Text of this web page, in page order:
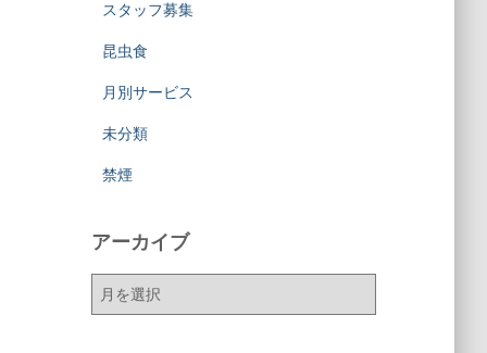
スタッフ募集
昆虫食
月別サービス
未分類
禁煙
アーカイブ
ア